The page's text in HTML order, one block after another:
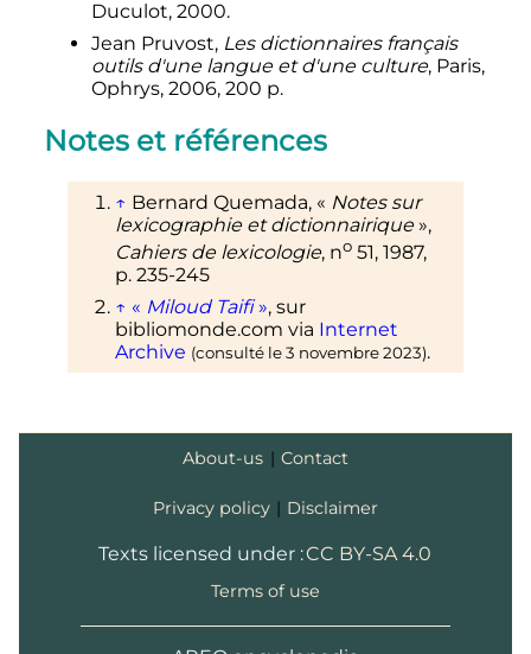
Duculot, 2000.
Jean Pruvost, Les dictionnaires français
outils d'une langue et d'une culture, Paris,
Ophrys, 2006, 200 p.
Notes et références
↑ Bernard Quemada, « Notes sur
lexicographieetdictionnairique »,
Cahiers de lexicologie, no 51, 1987,
p. 235-245
↑ « Miloud Taifi », sur
bibliomonde.com via Internet
Archive (consulté le3 novembre 2023).
About-us | Contact
Privacy policy | Disclaimer
Texts licensed under :CC BY-SA 4.0
Terms of use